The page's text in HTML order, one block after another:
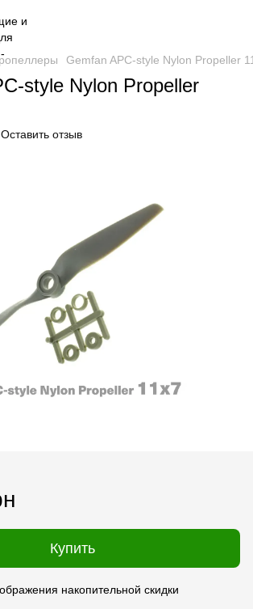
Gemfan APC-style Nylon Propeller
style Nylon Propeller
Оставить отзыв
Купить
накопительной скидки